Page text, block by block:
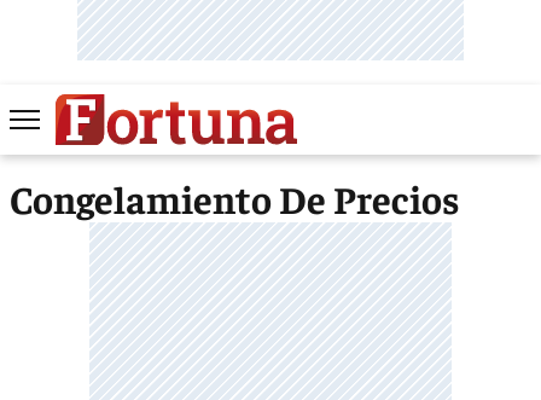
Congelamiento De Precios